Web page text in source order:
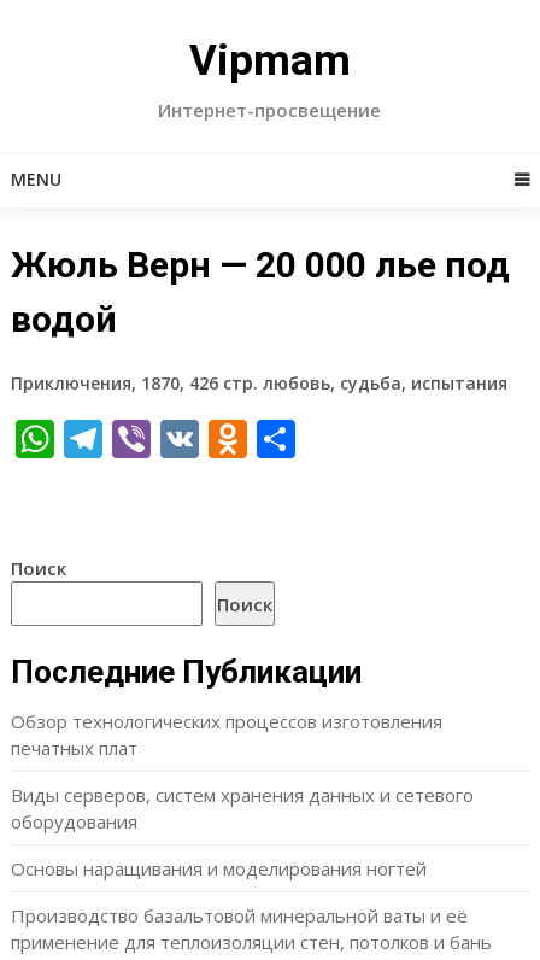
Vipmam
Интернет-просвещение
MENU
Жюль Верн — 20 000 лье под
водой
Приключения, 1870, 426 стр. любовь, судьба, испытания
WhatsApp
Telegram
Viber
VKOdnoklassniki
Отправить
Поиск
Поиск
Последние Публикации
Обзор технологических процессов изготовления
печатных плат
Виды серверов, систем хранения данных и сетевого
оборудования
Основы наращивания и моделирования ногтей
Производство базальтовой минеральной ваты и её
применение для теплоизоляции стен, потолков и бань